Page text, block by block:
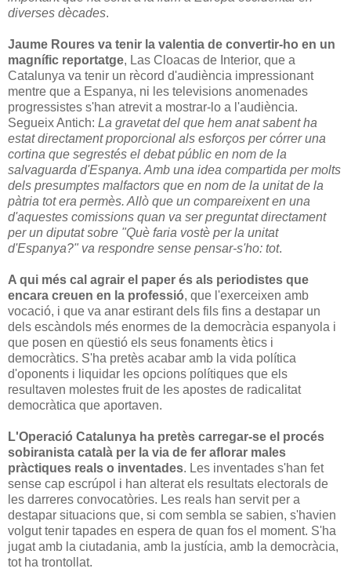
diverses dècades.
Jaume Roures va tenir la valentia de convertir-ho en un
magnífic reportatge, Las Cloacas de Interior, que a
Catalunya va tenir un rècord d'audiència impressionant
mentre que a Espanya, ni les televisions anomenades
progressistes s'han atrevit a mostrar-lo a l'audiència.
Segueix Antich: La gravetat del que hem anat sabent ha
estat directament proporcional als esforços per córrer una
cortina que segrestés el debat públic en nom de la
salvaguarda d'Espanya. Amb una idea compartida per molts
dels presumptes malfactors que en nom de la unitat de la
pàtria tot era permès. Allò que un compareixent en una
d'aquestes comissions quan va ser preguntat directament
per un diputat sobre "Què faria vostè per la unitat
d'Espanya?" va respondre sense pensar-s'ho: tot.
A qui més cal agrair el paper és als periodistes que
encara creuen en la professió, que l'exerceixen amb
vocació, i que va anar estirant dels fils fins a destapar un
dels escàndols més enormes de la democràcia espanyola i
que posen en qüestió els seus fonaments ètics i
democràtics. S'ha pretès acabar amb la vida política
d'oponents i liquidar les opcions polítiques que els
resultaven molestes fruit de les apostes de radicalitat
democràtica que aportaven.
L'Operació Catalunya ha pretès carregar-se el procés
sobiranista català per la via de fer aflorar males
pràctiques reals o inventades. Les inventades s'han fet
sense cap escrúpol i han alterat els resultats electorals de
les darreres convocatòries. Les reals han servit per a
destapar situacions que, si com sembla se sabien, s'havien
volgut tenir tapades en espera de quan fos el moment. S'ha
jugat amb la ciutadania, amb la justícia, amb la democràcia,
tot ha trontollat.